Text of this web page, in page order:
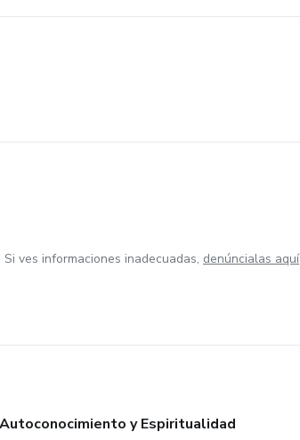
ves informaciones inadecuadas, denúncialas aquí
Autoconocimiento y Espiritualidad